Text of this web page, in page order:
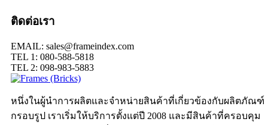
หนึ่งในผู้นำการผลิตและจำหน่ายสินค้าที่เกี่ยวข้องกับผลิตภัณฑ์
กรอบรูป เราเริ่มให้บริการตั้งแต่ปี 2008 และมีสินค้าที่ครอบคุม
ติดต่อเรา
EMAIL: sales@frameindex.com
TEL 1: 080-588-5818
TEL 2: 098-983-5883